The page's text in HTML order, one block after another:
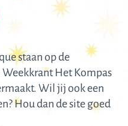
staan op de
Het Kompas
Wil jij ook een
Hou dan de site goed